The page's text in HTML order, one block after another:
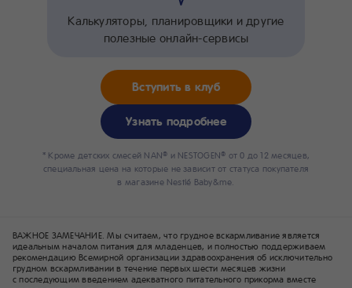
Калькуляторы, планировщики и другие
полезные онлайн-сервисы
Вступить в клуб
Узнать подробнее
* Кроме детских смесей NAN® и NESTOGEN® от 0 до 12 месяцев,
специальная цена на которые не зависит от статуса покупателя
в магазине Nestlé Baby&me.
ВАЖНОЕ ЗАМЕЧАНИЕ. Мы считаем, что грудное вскармливание является
идеальным началом питания для младенцев, и полностью поддерживаем
рекомендацию Всемирной организации здравоохранения об исключительно
грудном вскармливании в течение первых шести месяцев жизни
с последующим введением адекватного питательного прикорма вместе